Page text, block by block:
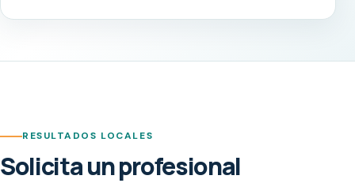
RESULTADOS LOCALES
Solicita un profesional